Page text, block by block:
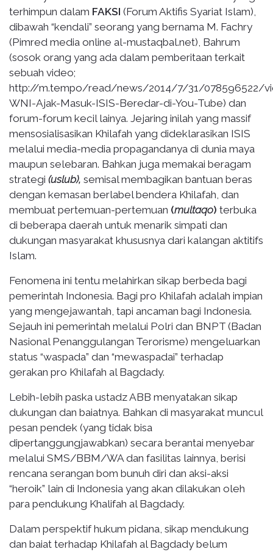
terhimpun dalam FAKSI (Forum Aktifis Syariat Islam),
dibawah “kendali” seorang yang bernama M. Fachry
(Pimred media online al-mustaqbal.net), Bahrum
(sosok orang yang ada dalam pemberitaan terkait
sebuah video;
http://m.tempo/read/news/2014/7/31/078596522/
WNI-Ajak-Masuk-ISIS-Beredar-di-You-Tube) dan
forum-forum kecil lainya. Jejaring inilah yang massif
mensosialisasikan Khilafah yang dideklarasikan ISIS
melalui media-media propagandanya di dunia maya
maupun selebaran. Bahkan juga memakai beragam
strategi (uslub), semisal membagikan bantuan beras
dengan kemasan berlabel bendera Khilafah, dan
membuat pertemuan-pertemuan (multaqo) terbuka
di beberapa daerah untuk menarik simpati dan
dukungan masyarakat khususnya dari kalangan aktitifs
Islam.
Fenomena ini tentu melahirkan sikap berbeda bagi
pemerintah Indonesia. Bagi pro Khilafah adalah impian
yang mengejawantah, tapi ancaman bagi Indonesia.
Sejauh ini pemerintah melalui Polri dan BNPT (Badan
Nasional Penanggulangan Terorisme) mengeluarkan
status “waspada” dan “mewaspadai” terhadap
gerakan pro Khilafah al Bagdady.
Lebih-lebih paska ustadz ABB menyatakan sikap
dukungan dan baiatnya. Bahkan di masyarakat muncul
pesan pendek (yang tidak bisa
dipertanggungjawabkan) secara berantai menyebar
melalui SMS/BBM/WA dan fasilitas lainnya, berisi
rencana serangan bom bunuh diri dan aksi-aksi
“heroik” lain di Indonesia yang akan dilakukan oleh
para pendukung Khalifah al Bagdady.
Dalam perspektif hukum pidana, sikap mendukung
dan baiat terhadap Khilafah al Bagdady belum